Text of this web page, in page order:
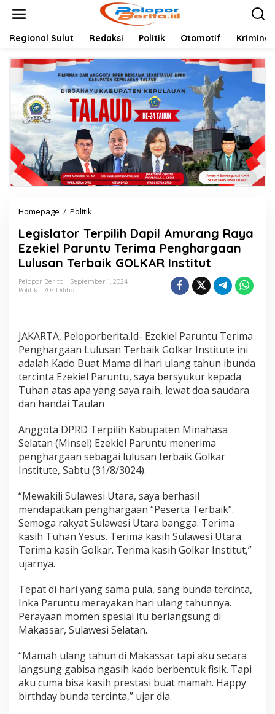
Regional Sulut Redaksi Politik Otomotif Kriminal
Homepage / Politik
Dapil
Amurang
Raya
Ezekiel
Paruntu
Terima
GOLKAR
Institut
Legislator Terpilih Dapil Amurang Raya
Ezekiel Paruntu Terima Penghargaan
Lulusan Terbaik GOLKAR Institut
Pelopor Berita
September 1, 2024
Politik
707 Dilihat
JAKARTA, Peloporberita.Id- Ezekiel Paruntu Terima
Penghargaan Lulusan Terbaik Golkar Institute ini
adalah Kado Buat Mama di hari ulang tahun ibunda
tercinta Ezekiel Paruntu, saya bersyukur kepada
Tuhan atas apa yang saya raih, lewat doa saudara
dan handai Taulan
Anggota DPRD Terpilih Kabupaten Minahasa
Selatan (Minsel) Ezekiel Paruntu menerima
penghargaan sebagai lulusan terbaik Golkar
Institute, Sabtu (31/8/3024).
“Mewakili Sulawesi Utara, saya berhasil
mendapatkan penghargaan “Peserta Terbaik”.
Semoga rakyat Sulawesi Utara bangga. Terima
kasih Tuhan Yesus. Terima kasih Sulawesi Utara.
Terima kasih Golkar. Terima kasih Golkar Institut,”
ujarnya.
Tepat di hari yang sama pula, sang bunda tercinta,
Inka Paruntu merayakan hari ulang tahunnya.
Perayaan momen spesial itu berlangsung di
Makassar, Sulawesi Selatan.
“Mamah ulang tahun di Makassar tapi aku secara
langsung gabisa ngasih kado berbentuk fisik. Tapi
aku cuma bisa kasih prestasi buat mamah. Happy
birthday bunda tercinta,” ujar dia.